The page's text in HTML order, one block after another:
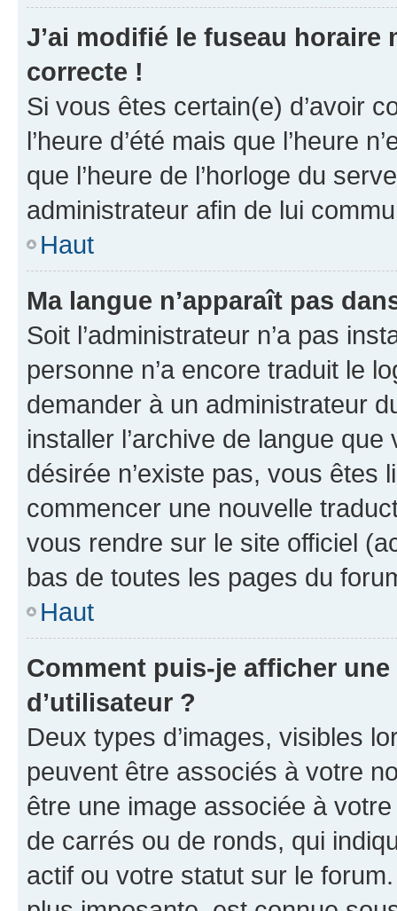
J’ai modifié le fuseau horaire
correcte !
Si vous êtes certain(e) d’avoir
l’heure d’été mais que l’heure
que l’heure de l’horloge du
administrateur afin de lui
Haut
Ma langue n’apparaît pas
Soit l’administrateur n’a pas
personne n’a encore traduit le
demander à un administrateur
installer l’archive de langue
désirée n’existe pas, vous êtes
commencer une nouvelle
vous rendre sur le site officiel
bas de toutes les pages du
Haut
Comment puis-je afficher
d’utilisateur ?
Deux types d’images, visibles
peuvent être associés à votre
être une image associée à
de carrés ou de ronds, qui
actif ou votre statut sur le